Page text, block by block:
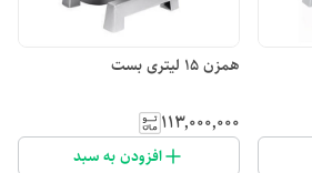
همزن ۱۵ لیتری بست
۱۱۳٬۰۰۰٬۰۰۰
افزودن به سبد